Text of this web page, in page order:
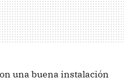
una buena instalación